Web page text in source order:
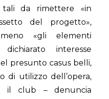
tali da rimettere «in
del progetto»,
«gli elementi
interesse
presunto casus belli,
di utilizzo dell’opera,
il club – denuncia